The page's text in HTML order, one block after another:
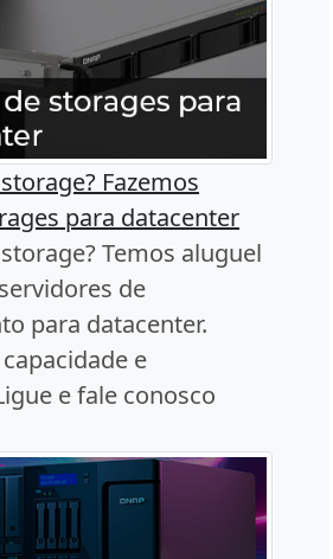
Fazemos
para datacenter
Temos aluguel
de
para datacenter.
e
e fale conosco